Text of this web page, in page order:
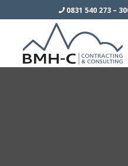
0831 540 273 –